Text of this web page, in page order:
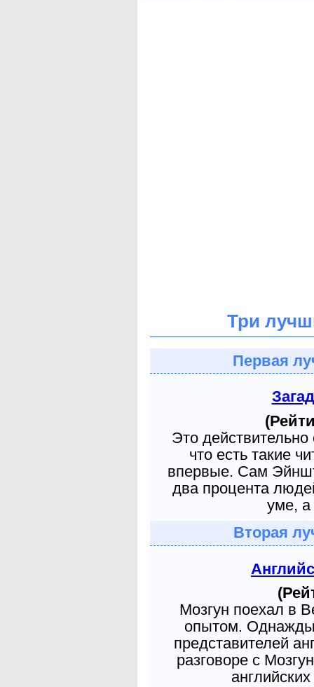
Три
Первая
Это
что есть такие
впервые. Сам
два процента
уме, а
Вторая
Мозгун поехал в
опытом. Однажды
представителей
разговоре с